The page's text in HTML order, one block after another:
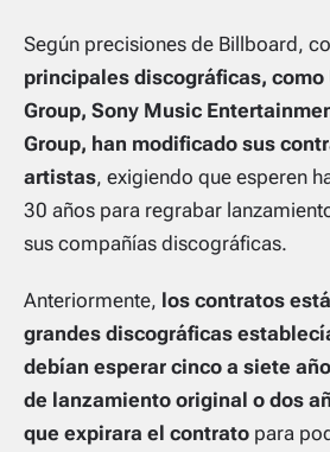
Según precisiones de Billboard,
principales discográficas,
Group, Sony Music
Group, han modificado sus
artistas, exigiendo que esperen
30 años para regrabar
sus compañías discográficas.
Anteriormente, los contratos
grandes discográficas
debían esperar cinco a siete
de lanzamiento original o dos
que expirara el contrato para